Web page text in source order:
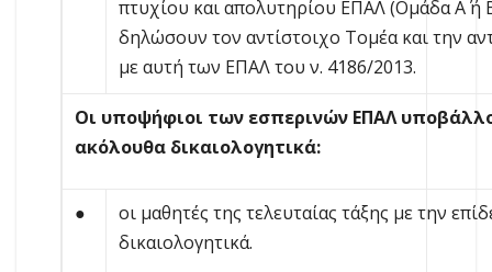
πτυχίου και απολυτηρίου ΕΠΑΛ (Ομάδα Α΄ ή
δηλώσουν τον αντίστοιχο Τομέα και την
με αυτή των ΕΠΑΛ του ν. 4186/2013.
Οι υποψήφιοι των εσπερινών ΕΠΑΛ
ακόλουθα δικαιολογητικά:
●
οι μαθητές της τελευταίας τάξης με την
δικαιολογητικά.